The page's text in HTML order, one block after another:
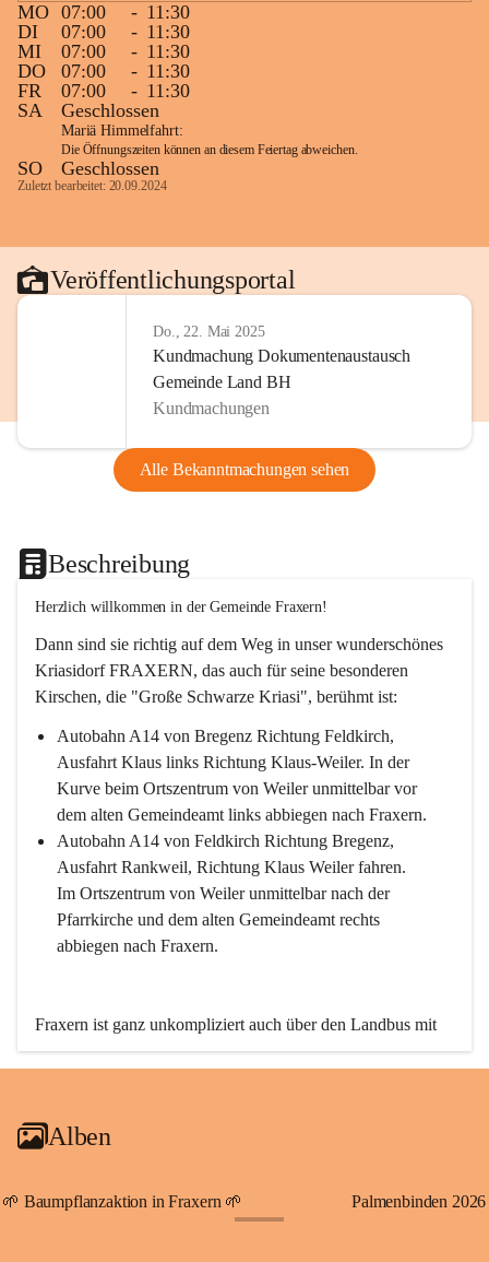
MO 07:00 - 11:30
DI
07:00 - 11:30
MI
07:00 - 11:30
DO
07:00 - 11:30
FR
07:00 - 11:30
SA
Geschlossen
Mariä Himmelfahrt:
Die Öffnungszeiten können an diesem Feiertag abweichen.
SO Geschlossen
Zuletzt bearbeitet: 20.09.2024
Veröffentlichungsportal
Do., 22. Mai 2025
Kundmachung Dokumentenaustausch
Gemeinde Land BH
Kundmachungen
Alle Bekanntmachungen sehen
Beschreibung
Herzlich willkommen in der Gemeinde Fraxern!
Dann sind sie richtig auf dem Weg in unser wunderschönes
Kriasidorf FRAXERN, das auch für seine besonderen
Kirschen, die "Große Schwarze Kriasi", berühmt ist:
Autobahn A14 von Bregenz Richtung Feldkirch,
Ausfahrt Klaus links Richtung Klaus-Weiler. In der
Kurve beim Ortszentrum von Weiler unmittelbar vor
dem alten Gemeindeamt links abbiegen nach Fraxern.
Autobahn A14 von Feldkirch Richtung Bregenz,
Ausfahrt Rankweil, Richtung Klaus Weiler fahren.
Im Ortszentrum von Weiler unmittelbar nach der
Pfarrkirche und dem alten Gemeindeamt rechts
abbiegen nach Fraxern.
Fraxern ist ganz unkompliziert auch über den Landbus mit
den öffentlichen Verkehrsmitteln zu erreichen. Die Linie
An Samstagen, Sonn- und Feiertagen können Sie bequem
persönlichen Linienbus zur gewünschten Zeit zu Ihrer
Haltestelle bestellen. Sowohl von Weiler kommend nach
Alben
🌱 Baumpflanzaktion in Fraxern 🌱 Palmenbinden 2026